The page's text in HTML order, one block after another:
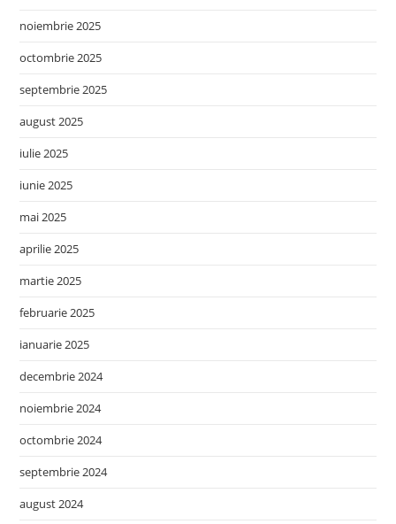
noiembrie 2025
octombrie 2025
septembrie 2025
august 2025
iulie 2025
iunie 2025
mai 2025
aprilie 2025
martie 2025
februarie 2025
ianuarie 2025
decembrie 2024
noiembrie 2024
octombrie 2024
septembrie 2024
august 2024